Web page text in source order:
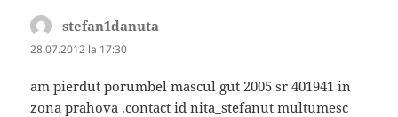
stefan1danuta
28.07.2012 la 17:30
am pierdut porumbel mascul gut 2005 sr 401941 in
zona prahova .contact id nita_stefanut multumesc